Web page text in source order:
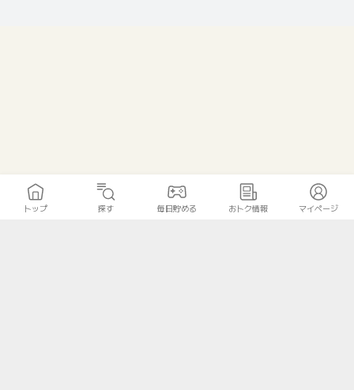
トップ 探す 毎日貯める おトク情報 マイページ